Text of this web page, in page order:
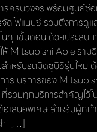
รครบวงจร พร้อมศูนย์
ไฟแนนซ์ รวมถึงการดู
ทุกขั้นตอน ด้วยประส
Mitsubishi Able รา
สำหรับรถมิตซูบิชิรุ่นใ
าร บริการของ
วมทุกบริการสำคัญไว้
เสนอพิเศษ สำหรับผู้ที่
[…]